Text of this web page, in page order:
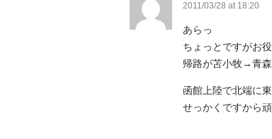
2011/03/28 at 18:20
あらっ
ちょっとですがお
帰路が苫小牧→青森
函館上陸で北端に
せっかくですから